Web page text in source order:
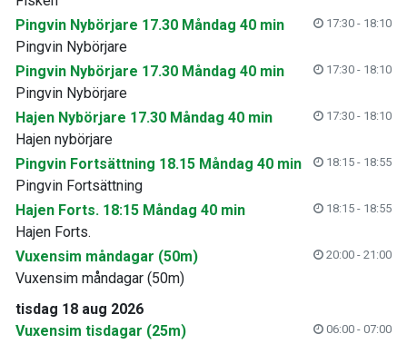
Pingvin Nybörjare 17.30 Måndag 40 min
17:30 - 18:10
Pingvin Nybörjare
Pingvin Nybörjare 17.30 Måndag 40 min
17:30 - 18:10
Pingvin Nybörjare
Hajen Nybörjare 17.30 Måndag 40 min
17:30 - 18:10
Hajen nybörjare
Pingvin Fortsättning 18.15 Måndag 40 min
18:15 - 18:55
Pingvin Fortsättning
Hajen Forts. 18:15 Måndag 40 min
18:15 - 18:55
Hajen Forts.
Vuxensim måndagar (50m)
20:00 - 21:00
Vuxensim måndagar (50m)
tisdag 18 aug 2026
Vuxensim tisdagar (25m)
06:00 - 07:00